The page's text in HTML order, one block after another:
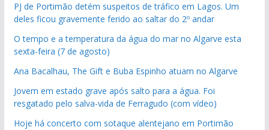
PJ de Portimão detém suspeitos de tráfico em Lagos. Um
deles ficou gravemente ferido ao saltar do 2º andar
O tempo e a temperatura da água do mar no Algarve esta
sexta-feira (7 de agosto)
Ana Bacalhau, The Gift e Buba Espinho atuam no Algarve
Jovem em estado grave após salto para a água. Foi
resgatado pelo salva-vida de Ferragudo (com vídeo)
Hoje há concerto com sotaque alentejano em Portimão